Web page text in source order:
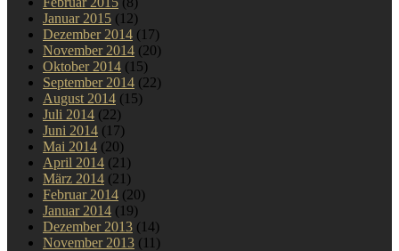
Januar 2015 (12)
Dezember 2014 (17)
November 2014 (20)
Oktober 2014 (15)
September 2014 (22)
August 2014 (15)
Juli 2014 (22)
Juni 2014 (17)
Mai 2014 (20)
April 2014 (21)
März 2014 (21)
Februar 2014 (20)
Januar 2014 (19)
Dezember 2013 (14)
November 2013 (11)